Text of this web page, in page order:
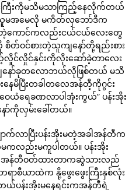
ကြီးကိုမသိမသာကြည့်နေလိုက်တယ်
သူမအမေလို မကိတ်လှဘော်ဒီက
တဲ့ကောင်ကလည်းငယ်ငယ်လေးတွေ
ဝင်စားတဲ့သူကျနော်တို့ရည်းစား
င်လှိုင်နှင်းကိုလိုးဆော်ခဲ့တာလေး
ျနော်ခုတလောဘယ်လိုဖြစ်တယ် မသိ
နေမိပြီးတခါတလေအန်တီ့ကိုဂွင်း
ဝေယံရေခဏလာပါအုံးကွယ်” ပန်းအိုး
ာ်ကိုလှမ်းခေါ်တယ်။
က်လာပြီးပန်းအိုးမတဲ့အခါအန်တီက
မကလည်းမကူပါတယ်။ ပန်းအိုး
န်တီဝတ်ထားတာကဆွဲသားလည်
စီယာထဲက နို့ဖွေးဖွေးကြီးနှစ်လုံး
ပန်းအိုးမနေရင်းကအန်တီရဲ့